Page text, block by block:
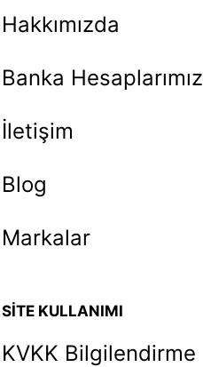
Hakkımızda
Banka Hesaplarımız
İletişim
Blog
Markalar
SİTE KULLANIMI
KVKK Bilgilendirme